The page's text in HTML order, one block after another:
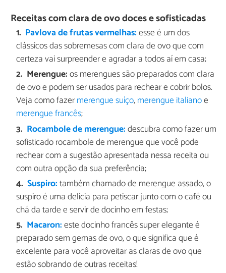
Receitas com clara de ovo doces e sofisticadas
Pavlova de frutas vermelhas:esse é um dos
clássicos das sobremesas com clara de ovo que com
certeza vai surpreender e agradar a todos aí em casa;
Merengue:os merengues são preparados com clara
de ovo e podem ser usados para rechear e cobrir bolos.
Veja como fazermerengue suíço,merengue italianoe
merengue francês;
Rocambole de merengue:descubra como fazer um
sofisticado rocambole de merengue que você pode
rechear com a sugestão apresentada nessa receita ou
com outra opção da sua preferência;
Suspiro:também chamado de merengue assado, o
suspiro é uma delícia para petiscar junto com o café ou
chá da tarde e servir de docinho em festas;
Macaron:este docinho francês super elegante é
preparado sem gemas de ovo, o que significa que é
excelente para você aproveitar as claras de ovo que
estão sobrando de outras receitas!